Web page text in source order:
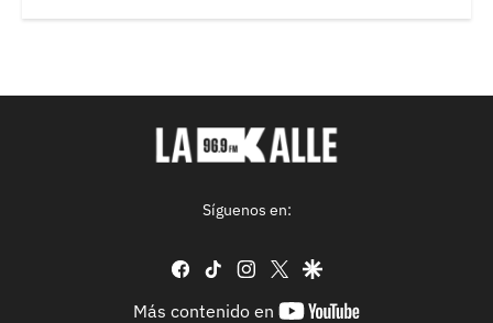
Síguenos en:
facebook
tiktok instagram
twittergoogle
Más contenido en
youtube-